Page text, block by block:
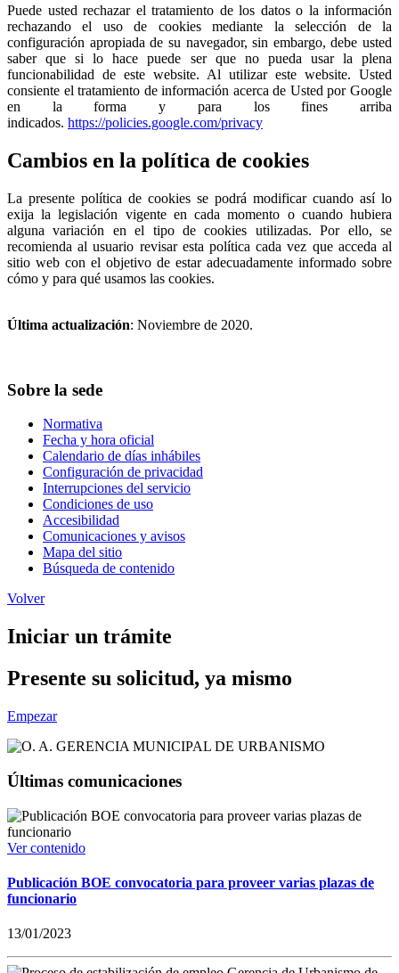
Puede usted rechazar el tratamiento de los datos o la información
rechazando el uso de cookies mediante la selección de la
configuración apropiada de su navegador, sin embargo, debe usted
saber que si lo hace puede ser que no pueda usar la plena
funcionabilidad de este website. Al utilizar este website. Usted
consiente el tratamiento de información acerca de Usted por Google
en la forma y para los fines arriba
indicados. https://policies.google.com/privacy
Cambios en la política de cookies
La presente política de cookies se podrá modificar cuando así lo
exija la legislación vigente en cada momento o cuando hubiera
alguna variación en el tipo de cookies utilizadas. Por ello, se
recomienda al usuario revisar esta política cada vez que acceda al
sitio web con el objetivo de estar adecuadamente informado sobre
cómo y para qué usamos las cookies.
Última actualización: Noviembre de 2020.
Sobre la sede
Normativa
Fecha y hora oficial
Calendario de días inhábiles
Configuración de privacidad
Interrupciones del servicio
Condiciones de uso
Accesibilidad
Comunicaciones y avisos
Mapa del sitio
Búsqueda de contenido
Volver
Iniciar un trámite
Presente su solicitud, ya mismo
Empezar
Últimas comunicaciones
Ver contenido
Publicación BOE convocatoria para proveer varias plazas de
funcionario
13/01/2023